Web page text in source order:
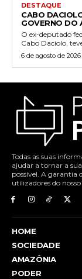
DESTAQUE
CABO
GOVERNO DO
O ex-deputado
Cabo Daciolo,
6 de agosto de 2026
Todas as suas
ajudar a tornar a
possível. A garantia
utilizadores do
HOME
SOCIEDADE
AMAZÔNIA
PODER